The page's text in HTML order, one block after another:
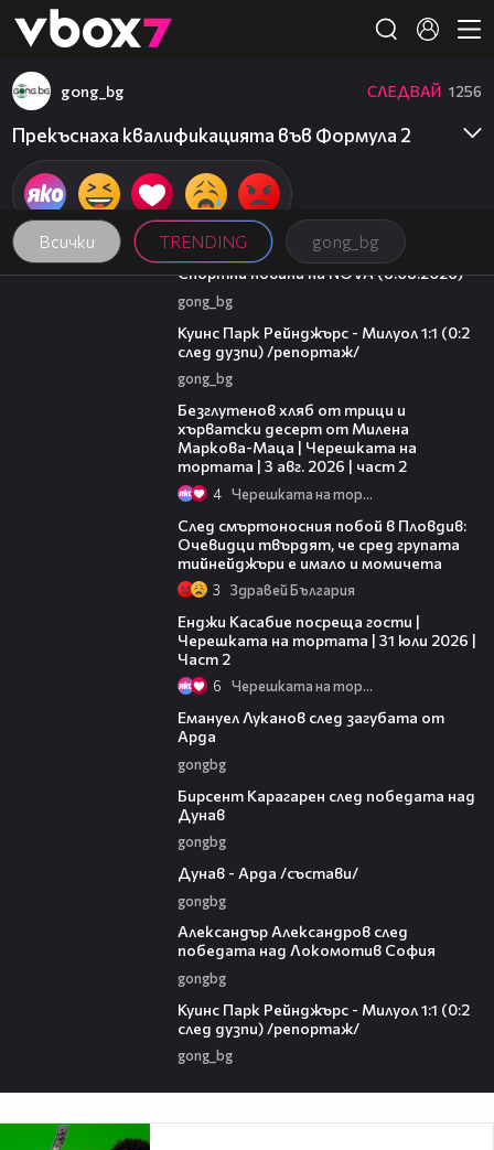
👾
Всички TRENDING gong_bg
gong_bg СЛЕДВАЙ 1256
Прекъснаха квалификацията във Формула 2
04:09
Спортни новини на NOVA (8.08.2026)
gong_bg
Куинс Парк Рейнджърс - Милуол 1:1 (0:2
след дузпи) /репортаж/
gong_bg
Безглутенов хляб от трици и
хърватски десерт от Милена
Маркова-Маца | Черешката на
тортата | 3 авг. 2026 | част 2
4 Черешката на тортата
След смъртоносния побой в Пловдив:
Очевидци твърдят, че сред групата
тийнейджъри е имало и момичета
3 Здравей България
Енджи Касабие посреща гости |
Черешката на тортата | 31 юли 2026 |
Част 2
6 Черешката на тортата
Емануел Луканов след загубата от
Арда
gongbg
Бирсент Карагарен след победата над
Дунав
gongbg
Дунав - Арда /състави/
gongbg
Александър Александров след
победата над Локомотив София
gongbg
Куинс Парк Рейнджърс - Милуол 1:1 (0:2
след дузпи) /репортаж/
gong_bg